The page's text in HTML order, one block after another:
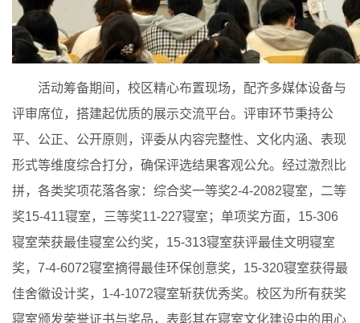
活动筹备期间，校区精心布置现场，配齐多媒体设备与
评审席位，搭建起优质的展示交流平台。评审环节秉持公
平、公正、公开原则，评委从内容完整性、文化内涵、表现
形式等维度综合打分，确保评选结果客观公允。经过激烈比
拼，各类奖项花落各家：综合奖一等奖2-4-2082寝室，二等
奖15-411寝室，三等奖11-227寝室；单项奖方面，15-306
寝室荣获最佳寝室公约奖，15-313寝室获评最佳文明寝室
奖，7-4-6072寝室摘得最佳环保创意奖，15-320寝室获得最
佳舍徽设计奖，1-4-1072寝室斩获优秀奖。校区为所有获奖
寝室颁发荣誉证书与奖品，表彰其在寝室文化建设中的用心